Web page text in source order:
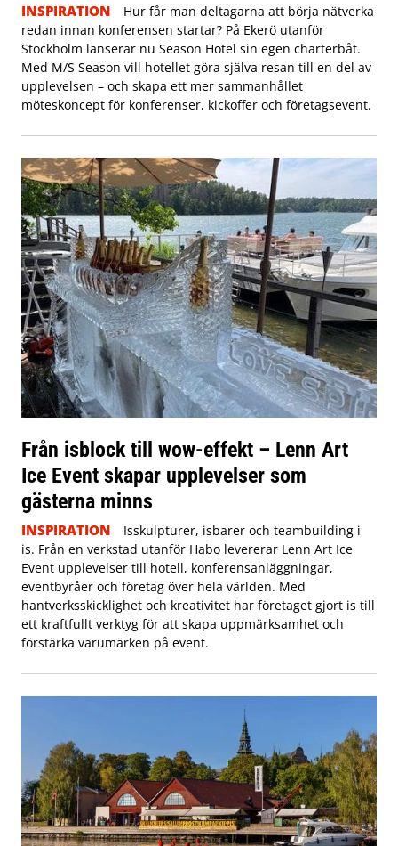
INSPIRATION
Hur får man deltagarna att börja nätverka
redan innan konferensen startar? På Ekerö utanför
Stockholm lanserar nu Season Hotel sin egen charterbåt.
Med M/S Season vill hotellet göra själva resan till en del av
upplevelsen – och skapa ett mer sammanhållet
möteskoncept för konferenser, kickoffer och företagsevent.
Från isblock till wow-effekt – Lenn Art
Ice Event skapar upplevelser som
gästerna minns
INSPIRATION
Isskulpturer, isbarer och teambuilding i
is. Från en verkstad utanför Habo levererar Lenn Art Ice
Event upplevelser till hotell, konferensanläggningar,
eventbyråer och företag över hela världen. Med
hantverksskicklighet och kreativitet har företaget gjort is till
ett kraftfullt verktyg för att skapa uppmärksamhet och
förstärka varumärken på event.